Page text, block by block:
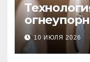
картона из
10 ИЮЛЯ 2026